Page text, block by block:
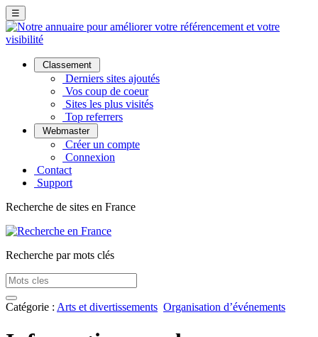
☰
Classement
Derniers sites ajoutés
Vos coup de coeur
Sites les plus visités
Top referrers
Webmaster
Créer un compte
Connexion
Contact
Support
Recherche de sites en France
Recherche par mots clés
Catégorie : Arts et divertissements Organisation d’événements